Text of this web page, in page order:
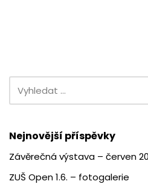
Nejnovější příspěvky
Závěrečná výstava – červen
ZUŠ Open 1.6. – fotogalerie